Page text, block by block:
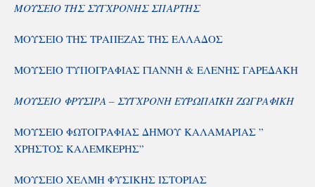
ΜΟΥΣΕΙΟ ΤΗΣ ΣΥΓΧΡΟΝΗΣ ΣΠΑΡΤΗΣ
ΜΟΥΣΕΙΟ ΤΗΣ ΤΡΑΠΕΖΑΣ ΤΗΣ ΕΛΛΑΔΟΣ
ΜΟΥΣΕΙΟ ΤΥΠΟΓΡΑΦΙΑΣ ΓΙΑΝΝΗ & ΕΛΕΝΗΣ ΓΑΡΕΔΑΚΗ
ΜΟΥΣΕΙΟ ΦΡΥΣΙΡΑ – ΣΥΓΧΡΟΝΗ ΕΥΡΩΠΑΪΚΗ ΖΩΓΡΑΦΙΚΗ
ΜΟΥΣΕΙΟ ΦΩΤΟΓΡΑΦΙΑΣ ΔΗΜΟΥ ΚΑΛΑΜΑΡΙΑΣ ”
ΧΡΗΣΤΟΣ ΚΑΛΕΜΚΕΡΗΣ”
ΜΟΥΣΕΙΟ ΧΕΛΜΗ ΦΥΣΙΚΗΣ ΙΣΤΟΡΙΑΣ